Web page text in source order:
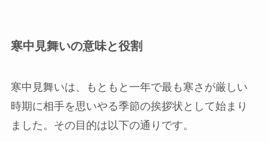
寒中見舞いの意味と役割
寒中見舞いは、もともと一年で最も寒さが厳しい
時期に相手を思いやる季節の挨拶状として始まり
ました。その目的は以下の通りです。